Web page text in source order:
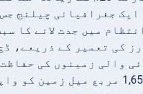
ایک جغرافیائی چیلنج
میں جدت لانے کا
کی تعمیر کے ذریعے،
والی زمینوں کی
تقریباً 1,650 مربع میل زمین